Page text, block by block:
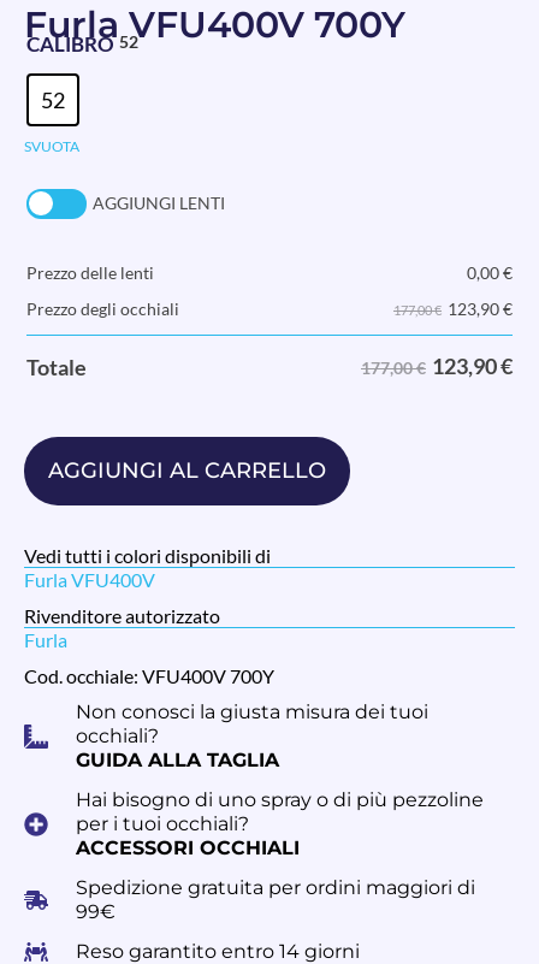
Furla VFU400V 700Y
CALIBRO 52
52
SVUOTA
AGGIUNGI LENTI
Prezzo delle lenti 0,00€
Prezzo degli occhiali
177,00 € 123,90€
Totale 177,00 € 123,90€
AGGIUNGI AL CARRELLO
Vedi tutti i colori disponibili di
Furla VFU400V
Rivenditore autorizzato
Furla
Cod. occhiale: VFU400V 700Y
Non conosci la giusta misura dei tuoi
occhiali?
GUIDA ALLA TAGLIA
Hai bisogno di uno spray o di più pezzoline
per i tuoi occhiali?
ACCESSORI OCCHIALI
Spedizione gratuita per ordini maggiori di
99€
Reso garantito entro 14 giorni